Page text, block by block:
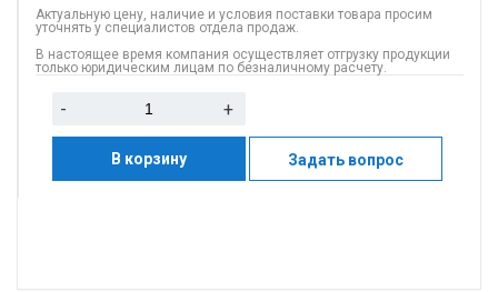
Актуальную цену, наличие и условия поставки товара просим
уточнять у специалистов отдела продаж.
В настоящее время компания осуществляет отгрузку продукции
только юридическим лицам по безналичному расчету.
- +
В корзину Задать вопрос